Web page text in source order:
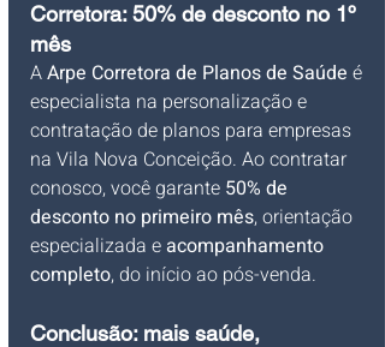
Corretora: 50% de desconto no 1º
mês
A Arpe Corretora de Planos de Saúde é
especialista na personalização e
contratação de planos para empresas
na Vila Nova Conceição. Ao contratar
conosco, você garante 50% de
desconto no primeiro mês, orientação
especializada e acompanhamento
completo, do início ao pós-venda.
Conclusão: mais saúde,